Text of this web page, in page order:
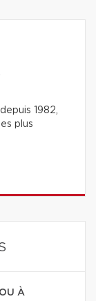
1982,
plus
À